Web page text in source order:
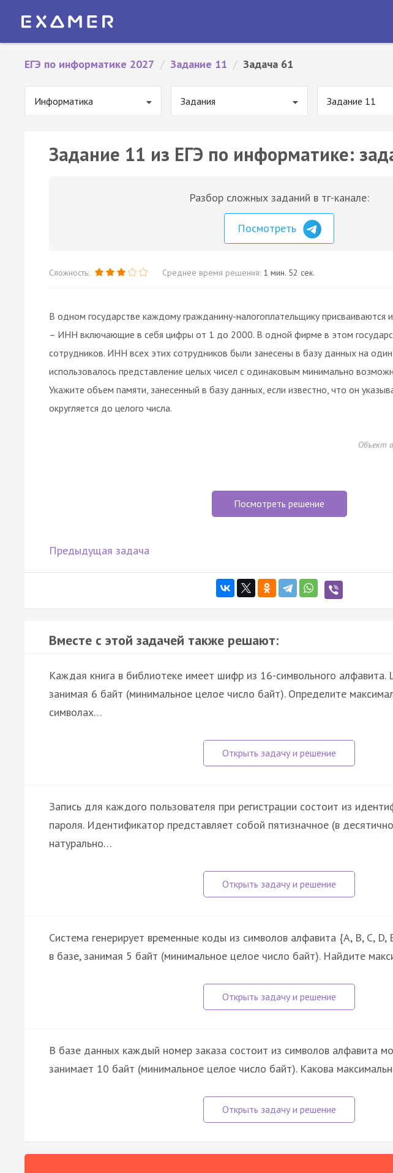
ЕГЭ по информатике 2027 / Задание 11 / Задача 61
Информатика Задания Задание 11
Задание 11 из ЕГЭ по информатике:
Разбор сложных заданий в тг-канале:
Посмотреть
Сложность: Среднее время решения: 1 мин. 52 сек.
В одном государстве каждому гражданину-налогоплательщику присваиваются
– ИНН включающие в себя цифры от 1 до 2000. В одной фирме в этом
сотрудников. ИНН всех этих сотрудников были занесены в базу данных на
использовалось представление целых чисел с одинаковым минимально
Укажите объем памяти, занесенный в базу данных, если известно, что он
округляется до целого числа.
Объект
Посмотреть решение
Предыдущая задача
Вместе с этой задачей также решают:
Каждая книга в библиотеке имеет шифр из 16-символьного алфавита.
занимая 6 байт (минимальное целое число байт). Определите
символах…
Запись для каждого пользователя при регистрации состоит из
пароля. Идентификатор представляет собой пятизначное (в
натурально…
Система генерирует временные коды из символов алфавита {A, B, C, D,
в базе, занимая 5 байт (минимальное целое число байт). Найдите
В базе данных каждый номер заказа состоит из символов алфавита
занимает 10 байт (минимальное целое число байт). Какова